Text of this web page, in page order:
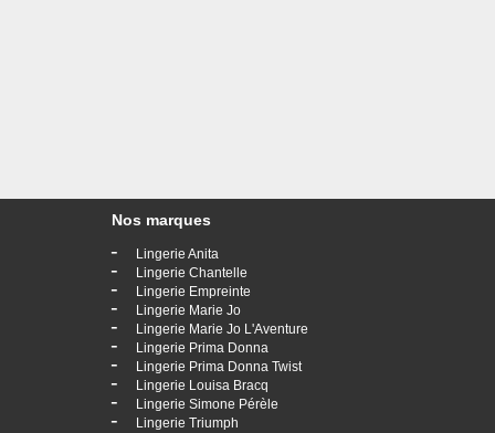
Nos marques
- Lingerie Anita
- Lingerie Chantelle
- Lingerie Empreinte
- Lingerie Marie Jo
- Lingerie Marie Jo L'Aventure
- Lingerie Prima Donna
- Lingerie Prima Donna Twist
- Lingerie Louisa Bracq
- Lingerie Simone Pérèle
- Lingerie Triumph